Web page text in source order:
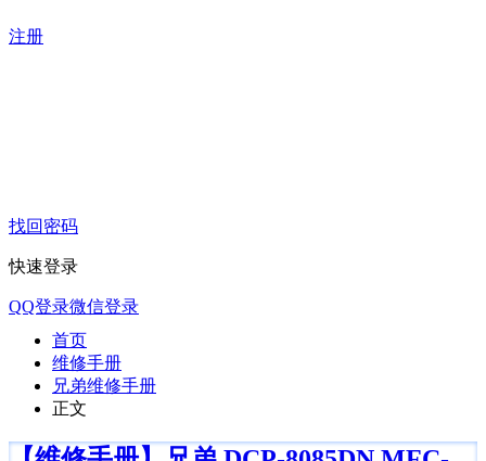
注册
找回密码
快速登录
QQ登录微信登录
首页
维修手册
兄弟维修手册
正文